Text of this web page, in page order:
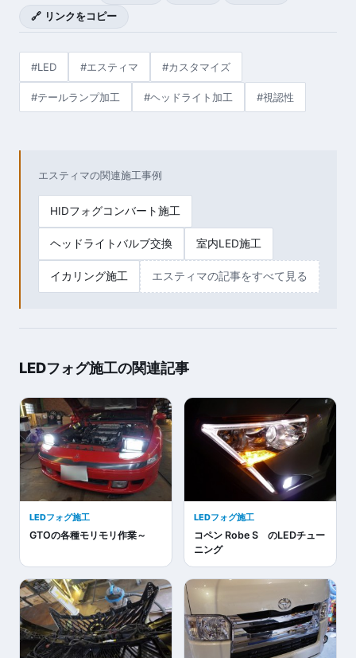
🔗 リンクをコピー
#LED #エスティマ #カスタマイズ
#テールランプ加工 #ヘッドライト加工 #視認性
エスティマの関連施工事例
HIDフォグコンバート施工
ヘッドライトバルブ交換 室内LED施工
イカリング施工 エスティマの記事をすべて見る
LEDフォグ施工の関連記事
LEDフォグ施工
GTOの各種モリモリ作業～
LEDフォグ施工
コペン Robe S のLEDチュー
ニング